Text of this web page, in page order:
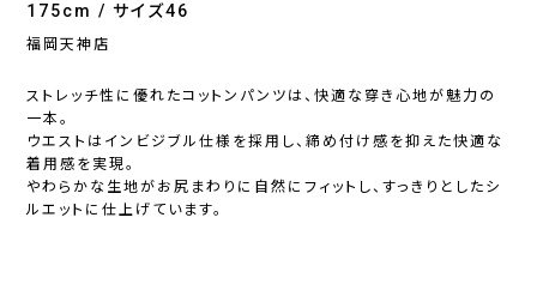
175cm / サイズ46
福岡天神店
ストレッチ性に優れたコットンパンツは、快適な穿き心地が魅力の
一本。
ウエストはインビジブル仕様を採用し、締め付け感を抑えた快適な
着用感を実現。
やわらかな生地がお尻まわりに自然にフィットし、すっきりとしたシ
ルエットに仕上げています。